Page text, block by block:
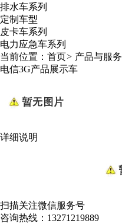
排水车系列
定制车型
皮卡车系列
电力应急车系列
当前位置： 首页> 产品与服务
电信3G产品展示车
详细说明
扫描关注微信服务号
咨询热线： 13271219889